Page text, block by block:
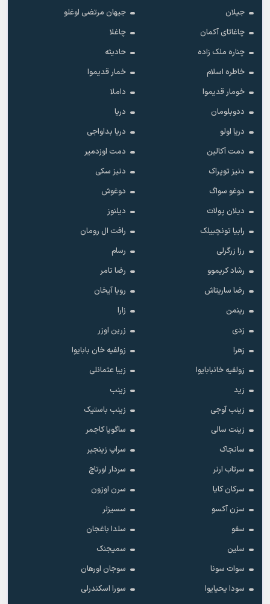
جیلان
جیهان مرتضی اوغلو
چاغاتای آکمان
چاغلا
چناره ملک زاده
حادیثه
خاطره اسلام
خمار قدیموا
خومار قدیموا
داملا
ددوبلومان
دریا
دریا اولو
دریا بداواجی
دمت آکالین
دمت اوزدمیر
دنیز توپراک
دنیز سکی
دوغو سواگ
دوغوش
دیلان پولات
دیلنوز
رابیا تونچبیلک
رافت ال رومان
رزا زرگرلی
رسام
رشاد کریموو
رضا تامر
رضا ساریتاش
رویا آیخان
رینمن
زارا
زدی
زرین اوزر
زهرا
زولفیه خان بابایوا
زولفیه خانبابایوا
زیبا عثمانلی
زید
زینب
زینب آوجی
زینب باستیک
زینت سالی
ساگوپا کاجمر
سانجاک
سراپ زینجیر
سرتاب ارنر
سردار اورتاچ
سرکان کایا
سرن اوزون
سزن آکسو
سسیزلر
سفو
سلدا باغجان
سلین
سمیجنک
سوات سونا
سوجان اورهان
سودا یحیایوا
سورا اسکندرلی